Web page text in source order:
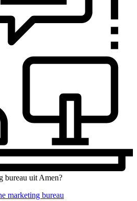
bureau uit Amen?
marketing bureau